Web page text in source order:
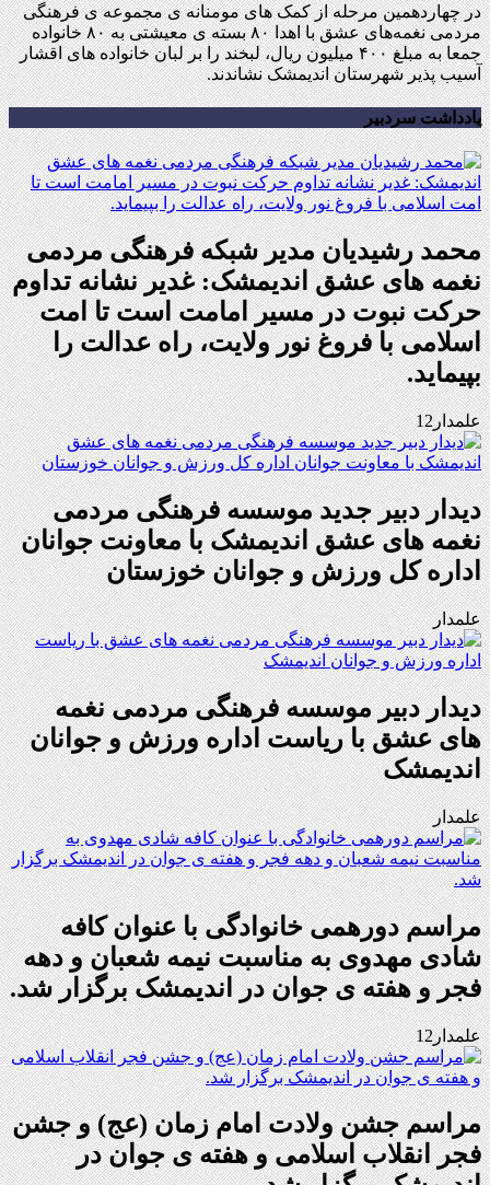
در چهاردهمین مرحله از کمک های مومنانه ی مجموعه ی فرهنگی
مردمی نغمه‌های عشق با اهدا ۸۰ بسته ی معیشتی به ۸۰ خانواده
جمعا به مبلغ ۴۰۰ میلیون ریال، لبخند را بر لبان خانواده های اقشار
آسیب پذیر شهرستان اندیمشک نشاندند.
یادداشت سردبیر
محمد رشیدیان مدیر شبکه فرهنگی مردمی
نغمه های عشق اندیمشک: غدیر نشانه تداوم
حرکت نبوت در مسیر امامت است تا امت
اسلامی با فروغ نور ولایت، راه عدالت را
بپیماید.
علمدار12
دیدار دبیر جدید موسسه فرهنگی مردمی
نغمه های عشق اندیمشک با معاونت جوانان
اداره کل ورزش و جوانان خوزستان
علمدار
دیدار دبیر موسسه فرهنگی مردمی نغمه
های عشق با ریاست اداره ورزش و جوانان
اندیمشک
علمدار
مراسم دورهمی خانوادگی با عنوان کافه
شادی مهدوی به مناسبت نیمه شعبان و دهه
فجر و هفته ی جوان در اندیمشک برگزار شد.
علمدار12
مراسم جشن ولادت امام زمان (عج) و جشن
فجر انقلاب اسلامی و هفته ی جوان در